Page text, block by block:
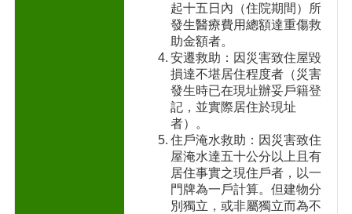
起十五日內（住院期間）所
發生醫療費用總額達重傷救
助金額者。
安遷救助：因災害致住屋毀
損達不堪居住程度者（災害
發生時已在現址辦妥戶籍登
記，並實際居住於現址
者）。
住戶淹水救助：因災害致住
屋淹水達五十公分以上且有
居住事實之現住戶者，以一
門牌為一戶計算。但建物分
別獨立，或非屬獨立而為不